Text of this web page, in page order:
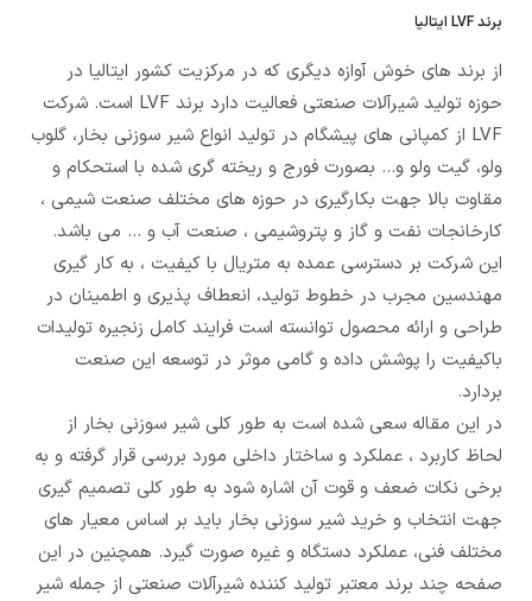
برند LVF ایتالیا
از برند های خوش آوازه دیگری که در مرکزیت کشور ایتالیا در
حوزه تولید شیرآلات صنعتی فعالیت دارد برند LVF است. شرکت
LVF از کمپانی های پیشگام در تولید انواع شیر سوزنی بخار، گلوب
ولو، گیت ولو و… بصورت فورج و ریخته گری شده با استحکام و
مقاوت بالا جهت بکارگیری در حوزه های مختلف صنعت شیمی ،
کارخانجات نفت و گاز و پتروشیمی ، صنعت آب و … می باشد.
این شرکت بر دسترسی عمده به متریال با کیفیت ، به کار گیری
مهندسین مجرب در خطوط تولید، انعطاف پذیری و اطمینان در
طراحی و ارائه محصول توانسته است فرایند کامل زنجیره تولیدات
باکیفیت را پوشش داده و گامی موثر در توسعه این صنعت
بردارد.
در این مقاله سعی شده است به طور کلی شیر سوزنی بخار از
لحاظ کاربرد ، عملکرد و ساختار داخلی مورد بررسی قرار گرفته و به
برخی نکات ضعف و قوت آن اشاره شود به طور کلی تصمیم گیری
جهت انتخاب و خرید شیر سوزنی بخار باید بر اساس معیار های
مختلف فنی، عملکرد دستگاه و غیره صورت گیرد. همچنین در این
صفحه چند برند معتبر تولید کننده شیرآلات صنعتی از جمله شیر